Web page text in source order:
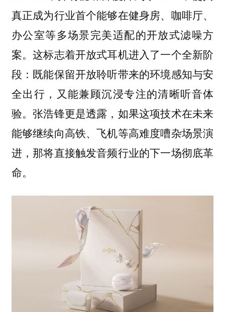
真正成为行业首个能够在健身房、咖啡厅、
办公室等多场景完美适配的开放式滤噪方
案。这标志着开放式耳机进入了一个全新阶
段：既能保留开放聆听带来的环境感知与安
全出行，又能兼顾沉浸专注的清晰听音体
验。张浩锋更是透露，如果这项技术在未来
能够继续向高铁、飞机等高难度嘈杂场景演
进，那将直接触发音频行业的下一场彻底革
命。